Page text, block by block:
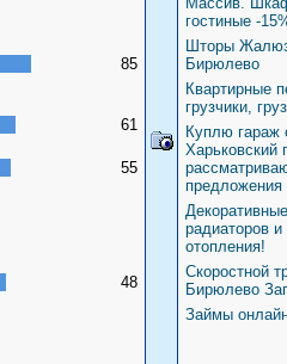
85
61
55
48
гостиные -
Шторы
Бирюлево
Квартирные
грузчики,
Куплю гараж
Харьковский
предложения
радиаторов и
отопления!
Скоростной
Бирюлево
Займы